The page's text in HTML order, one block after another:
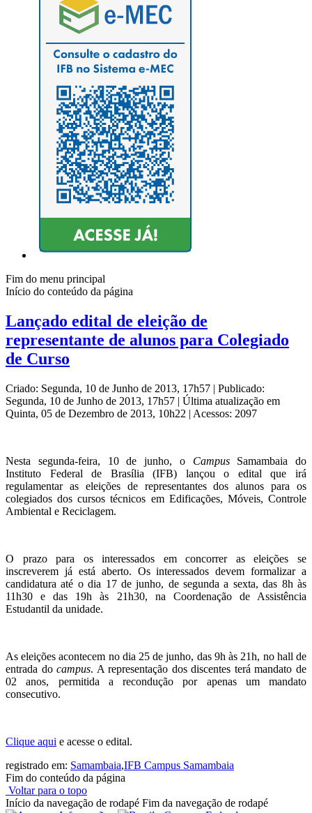
Fim do menu principal
Início do conteúdo da página
Lançado edital de eleição de
representante de alunos para Colegiado
de Curso
Criado: Segunda, 10 de Junho de 2013, 17h57 | Publicado:
Segunda, 10 de Junho de 2013, 17h57 | Última atualização em
Quinta, 05 de Dezembro de 2013, 10h22 | Acessos: 2097
Nesta segunda-feira, 10 de junho, o Campus Samambaia do
Instituto Federal de Brasília (IFB) lançou o edital que irá
regulamentar as eleições de representantes dos alunos para os
colegiados dos cursos técnicos em Edificações, Móveis, Controle
Ambiental e Reciclagem.
O prazo para os interessados em concorrer as eleições se
inscreverem já está aberto. Os interessados devem formalizar a
candidatura até o dia 17 de junho, de segunda a sexta, das 8h às
11h30 e das 19h às 21h30, na Coordenação de Assistência
Estudantil da unidade.
As eleições acontecem no dia 25 de junho, das 9h às 21h, no hall de
entrada docampus. A representação dos discentes terá mandato de
02 anos, permitida a recondução por apenas um mandato
consecutivo.
Clique aqui e acesse o edital.
registrado em: Samambaia,IFB Campus Samambaia
Fim do conteúdo da página
Voltar para o topo
Início da navegação de rodapé Fim da navegação de rodapé